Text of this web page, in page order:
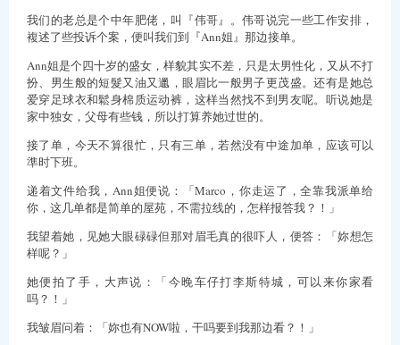
我们的老总是个中年肥佬，叫『伟哥』。伟哥说完一些工作安排，
複述了些投诉个案，便叫我们到『Ann姐』那边接单。
Ann姐是个四十岁的盛女，样貌其实不差，只是太男性化，又从不打
扮、男生般的短髮又油又邋，眼眉比一般男子更茂盛。还有是她总
爱穿足球衣和鬆身棉质运动裤，这样当然找不到男友呢。听说她是
家中独女，父母有些钱，所以打算养她过世的。
接了单，今天不算很忙，只有三单，若然没有中途加单，应该可以
準时下班。
递着文件给我，Ann姐便说：「Marco，你走运了，全靠我派单给
你，这几单都是简单的屋苑，不需拉线的，怎样报答我？！」
我望着她，见她大眼碌碌但那对眉毛真的很吓人，便答：「妳想怎
样呢？」
她便拍了手，大声说：「今晚车仔打李斯特城，可以来你家看
吗？！」
我皱眉问着：「妳也有NOW啦，干吗要到我那边看？！」